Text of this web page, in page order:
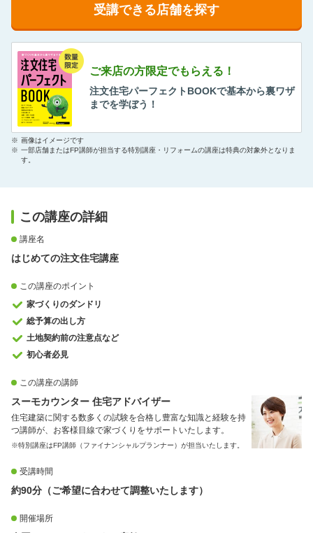
受講できる店舗を探す
ご来店の方限定でもらえる！
注文住宅パーフェクトBOOKで基本から裏ワザ
までを学ぼう！
※ 画像はイメージです
※ 一部店舗またはFP講師が担当する特別講座・リフォームの講座は特典の対象外となりま
す。
この講座の詳細
講座名
はじめての注文住宅講座
この講座のポイント
家づくりのダンドリ
総予算の出し方
土地契約前の注意点など
初心者必見
この講座の講師
スーモカウンター 住宅アドバイザー
住宅建築に関する数多くの試験を合格し豊富な知識と経験を持
つ講師が、お客様目線で家づくりをサポートいたします。
※特別講座はFP講師（ファイナンシャルプランナー）が担当いたします。
受講時間
約90分（ご希望に合わせて調整いたします）
開催場所